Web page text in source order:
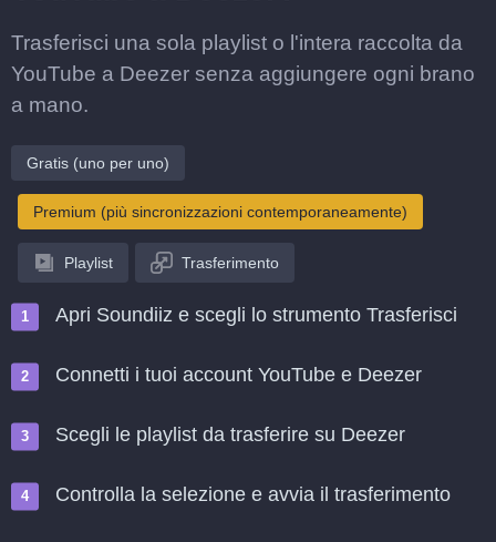
Trasferisci una sola playlist o l'intera raccolta da
YouTube a Deezer senza aggiungere ogni brano
a mano.
Gratis (uno per uno)
Premium (più sincronizzazioni contemporaneamente)
Playlist Trasferimento
Apri Soundiiz e scegli lo strumento Trasferisci
Connetti i tuoi account YouTube e Deezer
Scegli le playlist da trasferire su Deezer
Controlla la selezione e avvia il trasferimento